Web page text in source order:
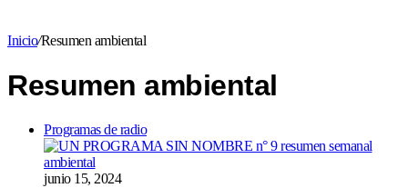
Inicio/Resumen ambiental
Resumen ambiental
Programas de radio
junio 15, 2024